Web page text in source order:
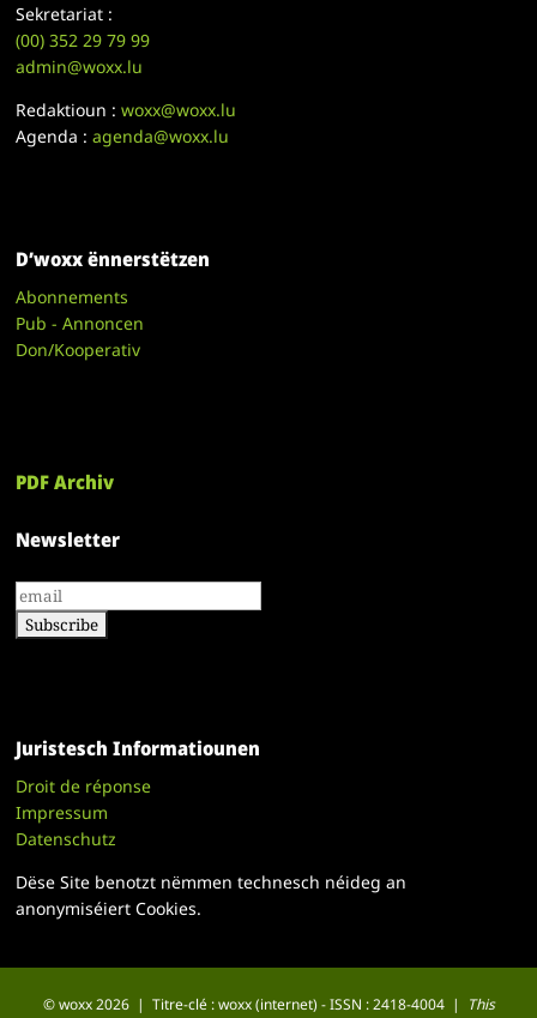
Sekretariat :
(00)352 29 79 99
admin@woxx.lu
Redaktioun :woxx@woxx.lu
Agenda :agenda@woxx.lu
D’woxx ënnerstëtzen
Abonnements
Pub - Annoncen
Don/Kooperativ
PDF Archiv
Newsletter
Juristesch Informatiounen
Droit de réponse
Impressum
Datenschutz
Dëse Site benotzt nëmmen technesch néideg an
anonymiséiert Cookies.
© woxx 2026 | Titre-clé : woxx (internet) - ISSN : 2418-4004 | This